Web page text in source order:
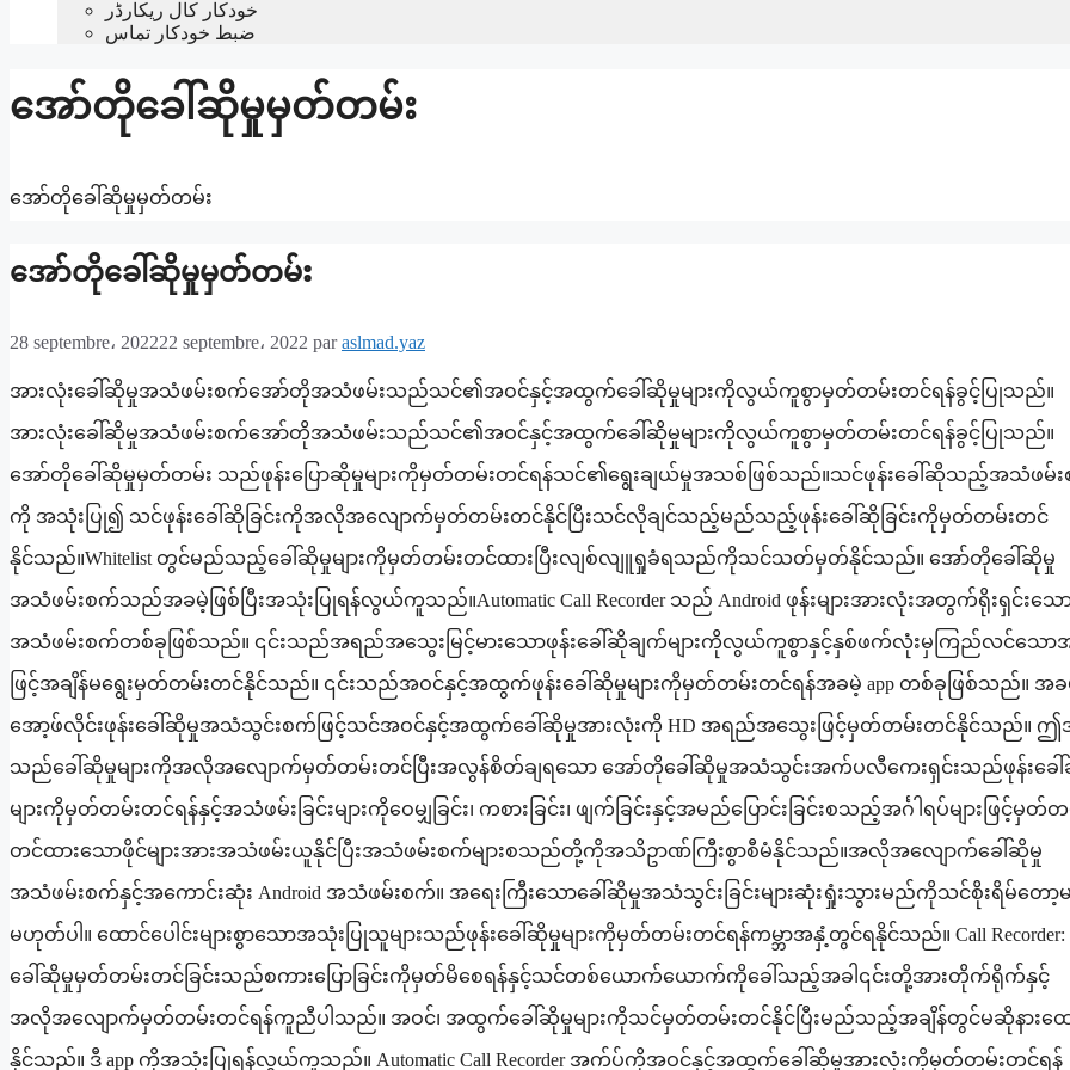
خودکار کال ریکارڈر
ضبط خودکار تماس
အော်တိုခေါ်ဆိုမှုမှတ်တမ်း
အော်တိုခေါ်ဆိုမှုမှတ်တမ်း
အော်တိုခေါ်ဆိုမှုမှတ်တမ်း
28 septembre، 202222 septembre، 2022 paraslmad.yaz
အားလုံးခေါ်ဆိုမှုအသံဖမ်းစက်အော်တိုအသံဖမ်းသည်သင်၏အဝင်နှင့်အထွက်ခေါ်ဆိုမှုများကိုလွယ်ကူစွာမှတ်တမ်းတင်ရန်ခွင့်ပြုသည်။
အားလုံးခေါ်ဆိုမှုအသံဖမ်းစက်အော်တိုအသံဖမ်းသည်သင်၏အဝင်နှင့်အထွက်ခေါ်ဆိုမှုများကိုလွယ်ကူစွာမှတ်တမ်းတင်ရန်ခွင့်ပြုသည်။
အော်တိုခေါ်ဆိုမှုမှတ်တမ်း သည်ဖုန်းပြောဆိုမှုများကိုမှတ်တမ်းတင်ရန်သင်၏ရွေးချယ်မှုအသစ်ဖြစ်သည်။သင်ဖုန်းခေါ်ဆိုသည့်အသံဖမ်
ကို အသုံးပြု၍ သင်ဖုန်းခေါ်ဆိုခြင်းကိုအလိုအလျောက်မှတ်တမ်းတင်နိုင်ပြီးသင်လိုချင်သည့်မည်သည့်ဖုန်းခေါ်ဆိုခြင်းကိုမှတ်တမ်းတင်
နိုင်သည်။Whitelist တွင်မည်သည့်ခေါ်ဆိုမှုများကိုမှတ်တမ်းတင်ထားပြီးလျစ်လျူရှုခံရသည်ကိုသင်သတ်မှတ်နိုင်သည်။ အော်တိုခေါ်ဆိုမှု
အသံဖမ်းစက်သည်အခမဲ့ဖြစ်ပြီးအသုံးပြုရန်လွယ်ကူသည်။Automatic Call Recorder သည် Android ဖုန်းများအားလုံးအတွက်ရိုးရှင်းသေ
အသံဖမ်းစက်တစ်ခုဖြစ်သည်။ ၎င်းသည်အရည်အသွေးမြင့်မားသောဖုန်းခေါ်ဆိုချက်များကိုလွယ်ကူစွာနှင့်နှစ်ဖက်လုံးမှကြည်လင်သေ
ဖြင့်အချိန်မရွေးမှတ်တမ်းတင်နိုင်သည်။ ၎င်းသည်အဝင်နှင့်အထွက်ဖုန်းခေါ်ဆိုမှုများကိုမှတ်တမ်းတင်ရန်အခမဲ့ app တစ်ခုဖြစ်သည်။ အ
အော့ဖ်လိုင်းဖုန်းခေါ်ဆိုမှုအသံသွင်းစက်ဖြင့်သင်အဝင်နှင့်အထွက်ခေါ်ဆိုမှုအားလုံးကို HD အရည်အသွေးဖြင့်မှတ်တမ်းတင်နိုင်သည်။
သည်ခေါ်ဆိုမှုများကိုအလိုအလျောက်မှတ်တမ်းတင်ပြီးအလွန်စိတ်ချရသော အော်တိုခေါ်ဆိုမှုအသံသွင်းအက်ပလီကေးရှင်းသည်ဖုန်းခေ
များကိုမှတ်တမ်းတင်ရန်နှင့်အသံဖမ်းခြင်းများကိုဝေမျှခြင်း၊ ကစားခြင်း၊ ဖျက်ခြင်းနှင့်အမည်ပြောင်းခြင်းစသည့်အင်္ဂါရပ်များဖြင့်မှတ်တ
တင်ထားသောဖိုင်များအားအသံဖမ်းယူနိုင်ပြီးအသံဖမ်းစက်များစသည်တို့ကိုအသိဥာဏ်ကြီးစွာစီမံနိုင်သည်။အလိုအလျောက်ခေါ်ဆိုမှု
အသံဖမ်းစက်နှင့်အကောင်းဆုံး Android အသံဖမ်းစက်။ အရေးကြီးသောခေါ်ဆိုမှုအသံသွင်းခြင်းများဆုံးရှုံးသွားမည်ကိုသင်စိုးရိမ်တေ
မဟုတ်ပါ။ ထောင်ပေါင်းများစွာသောအသုံးပြုသူများသည်ဖုန်းခေါ်ဆိုမှုများကိုမှတ်တမ်းတင်ရန်ကမ္ဘာအနှံ့တွင်ရနိုင်သည်။ Call
ခေါ်ဆိုမှုမှတ်တမ်းတင်ခြင်းသည်စကားပြောခြင်းကိုမှတ်မိစေရန်နှင့်သင်တစ်ယောက်ယောက်ကိုခေါ်သည့်အခါ၎င်းတို့အားတိုက်ရိုက်နှင့်
အလိုအလျောက်မှတ်တမ်းတင်ရန်ကူညီပါသည်။ အဝင်၊ အထွက်ခေါ်ဆိုမှုများကိုသင်မှတ်တမ်းတင်နိုင်ပြီးမည်သည့်အချိန်တွင်မဆိုနားထေ
နိုင်သည်။ ဒီ app ကိုအသုံးပြုရန်လွယ်ကူသည်။ Automatic Call Recorder အက်ပ်ကိုအဝင်နှင့်အထွက်ခေါ်ဆိုမှုအားလုံးကိုမှတ်တမ်းတင်ရန်